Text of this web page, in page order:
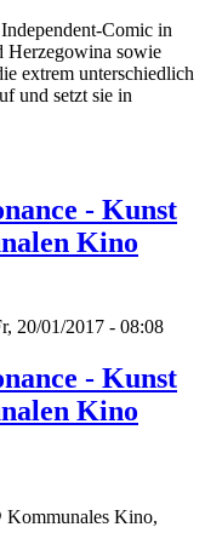
Comic in
Herzegowina sowie
extrem unterschiedlich
und setzt sie in
- Kunst
Kino
20/01/2017 - 08:08
- Kunst
Kino
Kommunales Kino,